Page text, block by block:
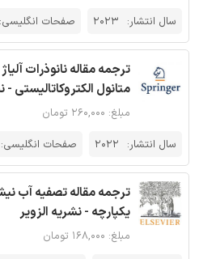
سال انتشار: 2023 صفحات انگلیسی:
متانول الکتروکاتالیستی -
مبلغ: ۲۶۰,۰۰۰ تومان
سال انتشار: 2022 صفحات انگلیسی:
ترجمه مقاله تصفیه آب
یکپارچه - نشریه الزویر
مبلغ: ۱۶۸,۰۰۰ تومان